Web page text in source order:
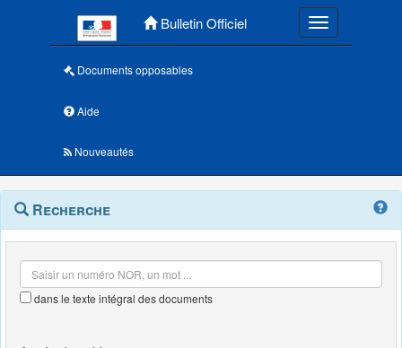
Bulletin Officiel Toggle
Documents opposables
Aide
Nouveautés
Navigation
outils
Menu
contextuel
Recherche
dans le texte intégral des documents